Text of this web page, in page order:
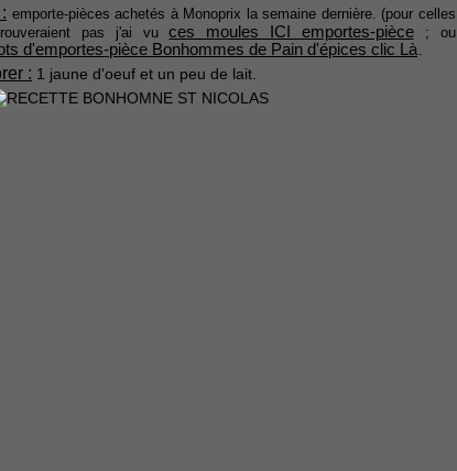
emporte-pièces achetés à Monoprix la semaine dernière. (pour celles
pas j'ai vuces moules ICI emportes-pièce ; ou
d'emportes-pièce Bonhommes de Pain d'épices clic Là.
: 1 jaune d'oeuf et un peu de lait.